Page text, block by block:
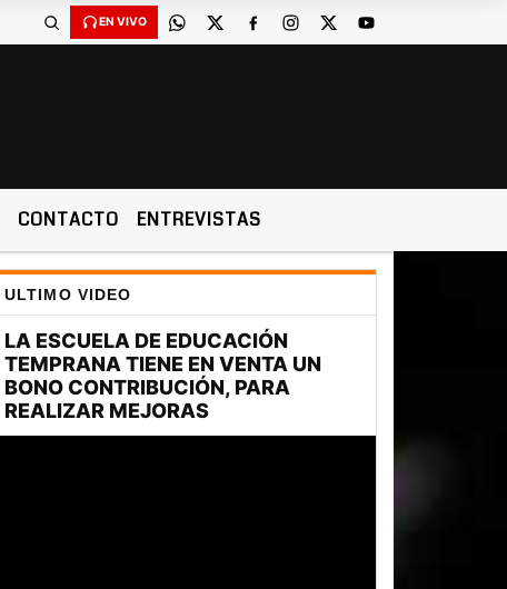
EN VIVO
CONTACTO ENTREVISTAS
ULTIMO VIDEO